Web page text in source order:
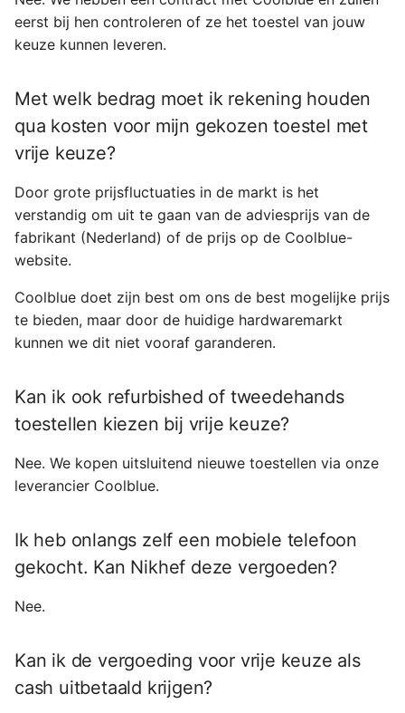
eerst bij hen controleren of ze het toestel van jouw
keuze kunnen leveren.
Met welk bedrag moet ik rekening houden
qua kosten voor mijn gekozen toestel met
vrije keuze?
Door grote prijsfluctuaties in de markt is het
verstandig om uit te gaan van de adviesprijs van de
fabrikant (Nederland) of de prijs op de Coolblue-
website.
Coolblue doet zijn best om ons de best mogelijke prijs
te bieden, maar door de huidige hardwaremarkt
kunnen we dit niet vooraf garanderen.
Kan ik ook refurbished of tweedehands
toestellen kiezen bij vrije keuze?
Nee. We kopen uitsluitend nieuwe toestellen via onze
leverancier Coolblue.
Ik heb onlangs zelf een mobiele telefoon
gekocht. Kan Nikhef deze vergoeden?
Nee.
Kan ik de vergoeding voor vrije keuze als
cash uitbetaald krijgen?